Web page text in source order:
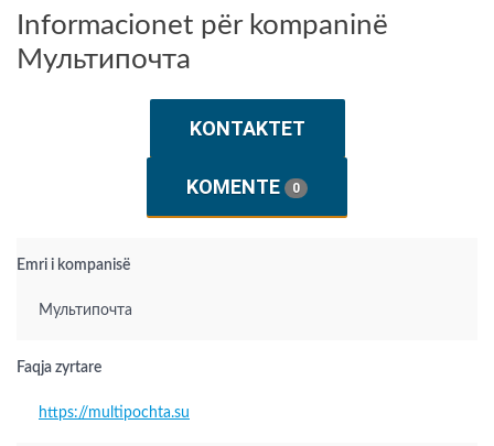
Informacionet për kompaninë
Мультипочта
KONTAKTET
KOMENTE 0
Emri i kompanisë
Мультипочта
Faqja zyrtare
https://multipochta.su